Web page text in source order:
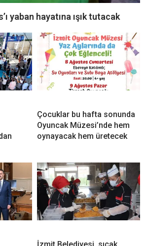
yaban hayatına ışık tutacak
Çocuklar bu hafta sonunda
Oyuncak Müzesi’nde hem
oynayacak hem üretecek